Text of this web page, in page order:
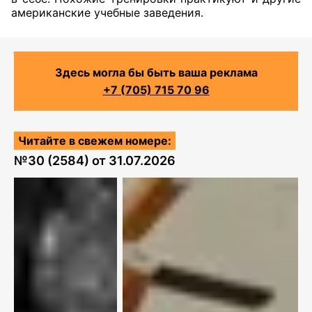
американские учебные заведения.
Здесь могла бы быть ваша реклама
+7 (705) 715 70 96
Читайте в свежем номере:
№30 (2584) от 31.07.2026